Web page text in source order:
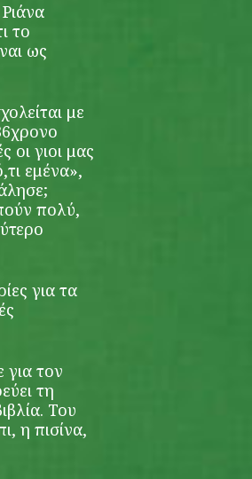
το
ως
με
οι γιοι μας
εμένα»,
πολύ,
για τα
για τον
τη
Του
η πισίνα,